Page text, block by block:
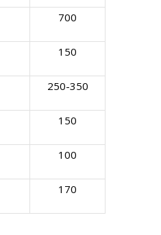
700
150
250-350
150
100
170